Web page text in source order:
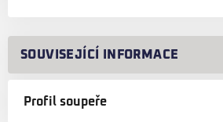
SOUVISEJÍCÍ INFORMACE
Profil soupeře